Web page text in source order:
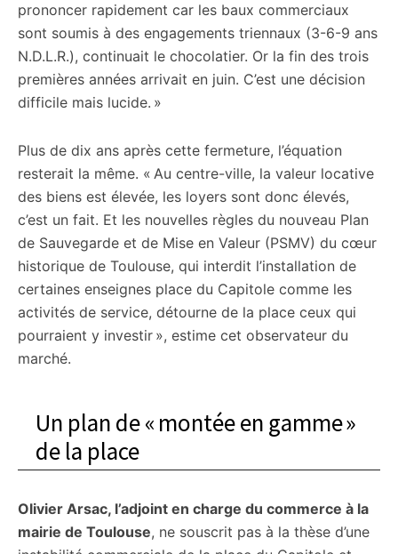
prononcer rapidement car les baux commerciaux
sont soumis à des engagements triennaux (3-6-9 ans
N.D.L.R.), continuait le chocolatier. Or la fin des trois
premières années arrivait en juin. C’est une décision
difficile mais lucide. »
Plus de dix ans après cette fermeture, l’équation
resterait la même. « Au centre-ville, la valeur locative
des biens est élevée, les loyers sont donc élevés,
c’est un fait. Et les nouvelles règles du nouveau Plan
de Sauvegarde et de Mise en Valeur (PSMV) du cœur
historique de Toulouse, qui interdit l’installation de
certaines enseignes place du Capitole comme les
activités de service, détourne de la place ceux qui
pourraient y investir », estime cet observateur du
marché.
Un plan de « montée en gamme »
de la place
Olivier Arsac, l’adjoint en charge du commerce à la
mairie de Toulouse, ne souscrit pas à la thèse d’une